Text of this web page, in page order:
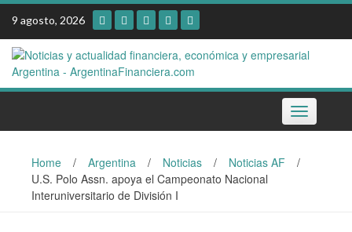
Skip
content
9 agosto, 2026
Toggle
navigation
Home / Argentina / Noticias / Noticias AF
/
U.S. Polo Assn. apoya el Campeonato Nacional
Interuniversitario de División I